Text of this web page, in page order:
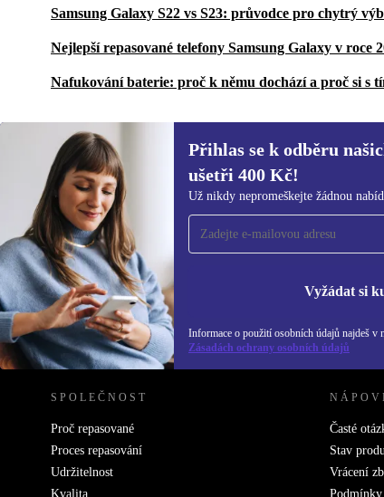
Samsung Galaxy S22 vs S23: průvodce pro chytrý
Nejlepší repasované telefony Samsung Galaxy v roce
Nafukování baterie: proč k němu dochází a proč si s
Přihlas se k odběru
ušetři 400 Kč!
Už nikdy nepromeškejte žádnou
Vyžádat si
Informace o použití osobních údajů najdeš v
Zásadách ochrany osobních údajů
Přihlas se k odběru našich novinek a
ušetři 400 Kč!
Už nikdy nepromeškej žádnou nabídku.
REFURBED ČESKO - RETHINK NEW.
SPOLEČNOST
Proč repasované
Proces repasování
Udržitelnost
Kvalita
Časté
Stav
Vrácení